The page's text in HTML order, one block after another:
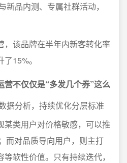
新品内测、专属社群活动，
，该品牌在半年内新客转化率
15%。
营不仅仅是“多发几个券”这么
据分析，持续优化分层标准
某类用户对价格敏感，可以推
而对品质导向用户，则主打
软性价值。只有持续迭代，